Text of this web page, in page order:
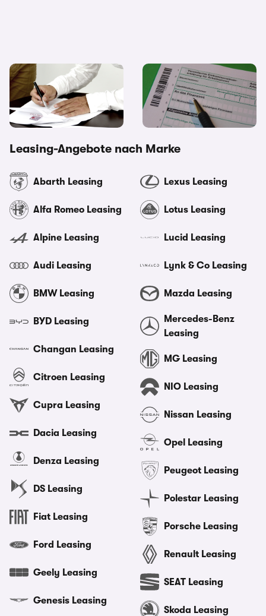
Schlechte Nachrichten:
Leasingantrag abgelehnt –
Gründe und Lösungen
Geschickt sparen: Wie kann
man eine Leasingrate
steuerlich absetzen?
Leasing-Angebote nach Marke
Abarth Leasing
Alfa Romeo Leasing
Alpine Leasing
Audi Leasing
BMW Leasing
BYD Leasing
Changan Leasing
Citroen Leasing
Cupra Leasing
Dacia Leasing
Denza Leasing
DS Leasing
Fiat Leasing
Ford Leasing
Geely Leasing
Genesis Leasing
Lexus Leasing
Lotus Leasing
Lucid Leasing
Lynk & Co Leasing
Mazda Leasing
Mercedes-Benz
Leasing
MG Leasing
NIO Leasing
Nissan Leasing
Opel Leasing
Peugeot Leasing
Polestar Leasing
Porsche Leasing
Renault Leasing
SEAT Leasing
Skoda Leasing